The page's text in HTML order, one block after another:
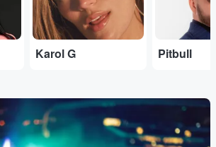
Karol G Pitbull